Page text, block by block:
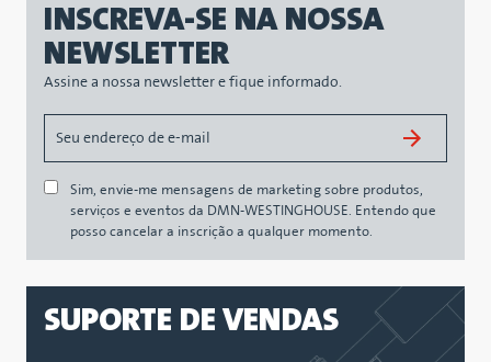
INSCREVA-SE NA NOSSA
NEWSLETTER
Assine a nossa newsletter e fique informado.
Sim, envie-me mensagens de marketing sobre produtos,
serviços e eventos da DMN-WESTINGHOUSE. Entendo que
posso cancelar a inscrição a qualquer momento.
SUPORTE DE VENDAS